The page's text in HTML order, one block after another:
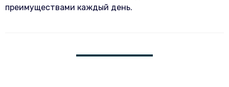
преимуществами каждый день.